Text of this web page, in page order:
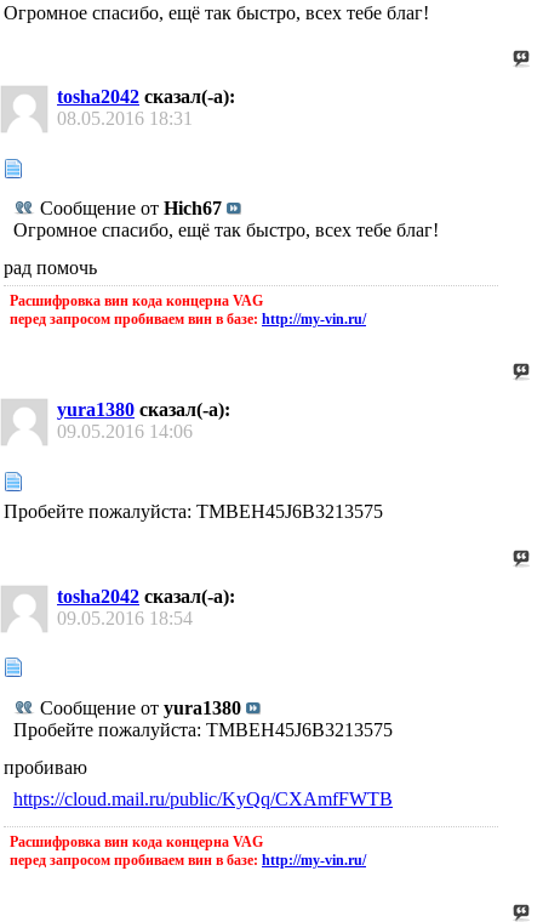
Огромное спасибо, ещё так быстро, всех тебе благ!
tosha2042 сказал(-а):
08.05.2016 18:31
Сообщение от Hich67
Огромное спасибо, ещё так быстро, всех тебе благ!
рад помочь
Расшифровка вин кода концерна VAG
перед запросом пробиваем вин в базе: http://my-vin.ru/
yura1380 сказал(-а):
09.05.2016 14:06
Пробейте пожалуйста: TMBEH45J6B3213575
tosha2042 сказал(-а):
09.05.2016 18:54
Сообщение от yura1380
Пробейте пожалуйста: TMBEH45J6B3213575
пробиваю
https://cloud.mail.ru/public/KyQq/CXAmfFWTB
Расшифровка вин кода концерна VAG
перед запросом пробиваем вин в базе: http://my-vin.ru/